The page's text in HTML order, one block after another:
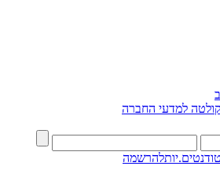
למדעי החברה
להרשמה